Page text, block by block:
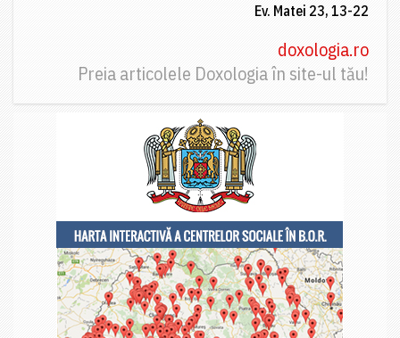
Ev. Matei 23, 13-22
doxologia.ro
Preia articolele Doxologia în site-ul tău!